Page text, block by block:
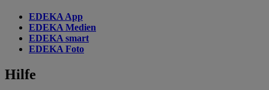
EDEKA App
EDEKA Medien
EDEKA smart
EDEKA Foto
Hilfe